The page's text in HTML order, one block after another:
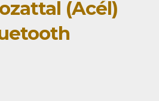
(Acél)